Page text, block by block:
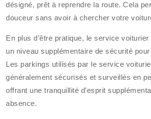
désigné, prêt à reprendre la route. Cela
douceur sans avoir à chercher votre
En plus d’être pratique, le service
un niveau supplémentaire de sécurité
Les parkings utilisés par le service
généralement sécurisés et surveillés en
offrant une tranquillité d’esprit
absence.